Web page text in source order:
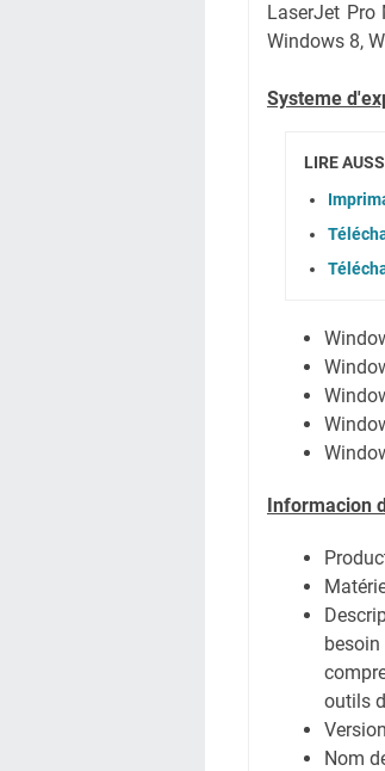
LaserJet Pro
Windows 8,
Systeme
LIRE
Informacion
outils
Nom